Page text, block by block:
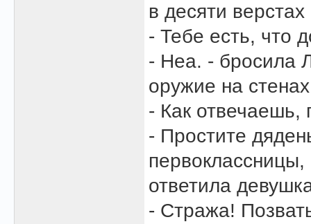
в десяти
- Тебе есть, что
- Неа. - бросила
оружие на
- Как отвечаешь,
- Простите
ответила
- Стража!